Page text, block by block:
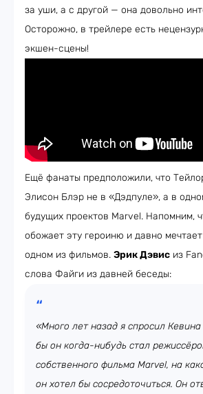
за уши, а с другой — она довольно
Осторожно, в трейлере есть
экшен-сцены!
Ещё фанаты предположили, что
Элисон Блэр не в «Дэдпуле», а в
будущих проектов Marvel. Напомним,
обожает эту героиню и давно
одном из фильмов. Эрик Дэвис из
слова Файги из давней беседы:
«Много лет назад я спросил
бы он когда-нибудь стал
собственного фильма Marvel, на
он хотел бы сосредоточиться. Он